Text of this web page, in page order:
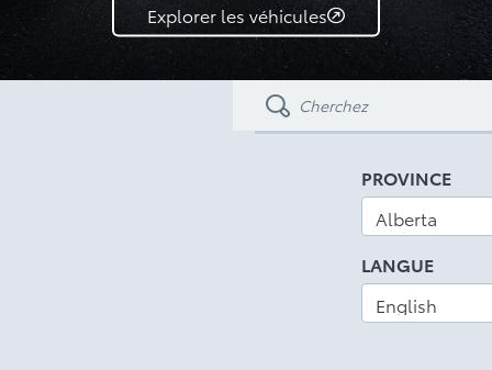
Explorer les véhicules
PROVINCE
LANGUE